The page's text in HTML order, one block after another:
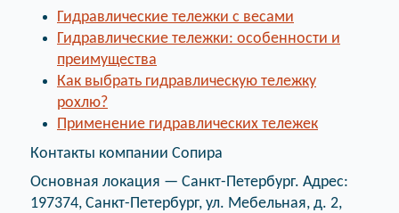
Гидравлические тележки с весами
Гидравлические тележки: особенности и
преимущества
Как выбрать гидравлическую тележку
рохлю?
Применение гидравлических тележек
Контакты компании Сопира
Основная локация — Санкт-Петербург. Адрес:
197374, Санкт-Петербург, ул. Мебельная, д. 2,